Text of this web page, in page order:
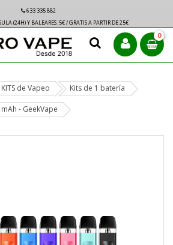
633 335 882
(24H) Y BALEARES: 5€ / GRATIS A PARTIR DE 25€
0
KITS de Vapeo Kits de 1 batería
- GeekVape